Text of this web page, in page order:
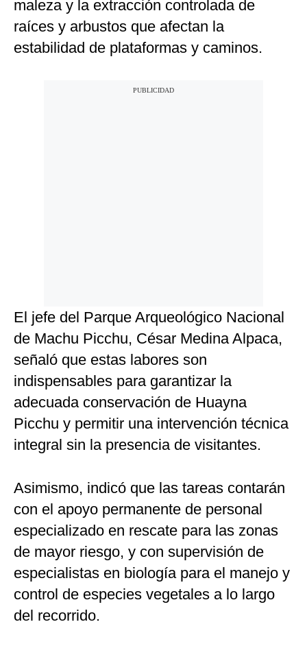
maleza y la extracción controlada de
raíces y arbustos que afectan la
estabilidad de plataformas y caminos.
El jefe del Parque Arqueológico Nacional
de Machu Picchu, César Medina Alpaca,
señaló que estas labores son
indispensables para garantizar la
adecuada conservación de Huayna
Picchu y permitir una intervención técnica
integral sin la presencia de visitantes.
Asimismo, indicó que las tareas contarán
con el apoyo permanente de personal
especializado en rescate para las zonas
de mayor riesgo, y con supervisión de
especialistas en biología para el manejo y
control de especies vegetales a lo largo
del recorrido.